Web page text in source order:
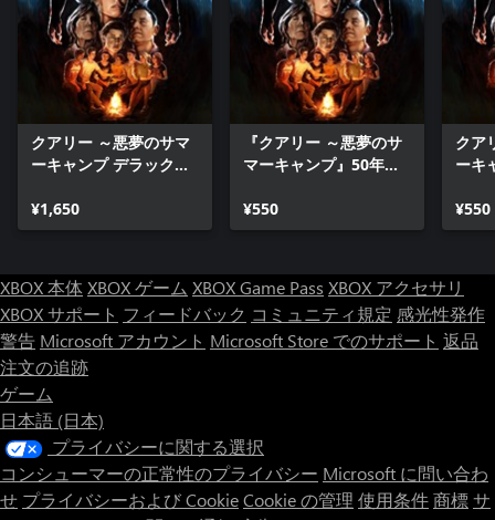
クアリー ～悪夢のサマ
ーキャンプ デラックス
ック
¥1,650
『クアリー ～悪夢のサ
マーキャンプ』50年代
ューム
¥550
クア
ーキ
¥550
XBOX 本体XBOX ゲーム XBOX Game Pass XBOX アクセサリ
XBOX サポート フィードバック コミュニティ規定 感光性発作
警告 Microsoft アカウント Microsoft Store でのサポート 返品
注文の追跡
ゲーム
日本語 (日本)
プライバシーに関する選択
コンシューマーの正常性のプライバシー Microsoft に問い合わ
せ プライバシーおよび CookieCookie の管理 使用条件商標サ